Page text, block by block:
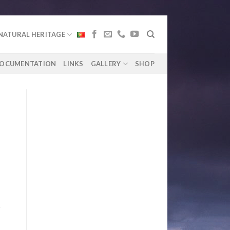
HERITAGE
LINKS GALLERY SHOP